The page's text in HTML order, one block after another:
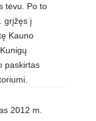
tėvu. Po to
grįžęs į
Kauno
paskirtas
2012 m.